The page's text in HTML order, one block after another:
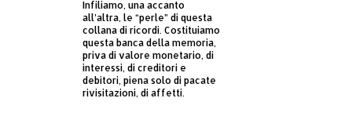
Infiliamo, una accanto
all’altra, le “perle” di questa
collana di ricordi. Costituiamo
questa banca della memoria,
priva di valore monetario, di
interessi, di creditori e
debitori, piena solo di pacate
rivisitazioni, di affetti.